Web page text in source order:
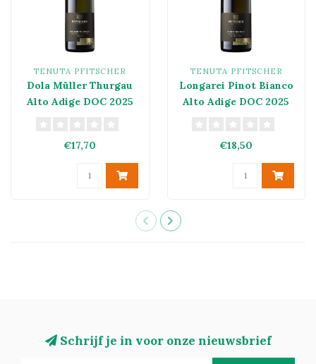
TENUTA PFITSCHER
Dola Müller Thurgau
Alto Adige DOC 2025
€17,70
TENUTA PFITSCHER
Longarei Pinot Bianco
Alto Adige DOC 2025
€18,50
Schrijf je in voor onze nieuwsbrief